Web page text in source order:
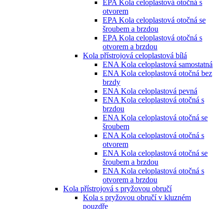
EPA Kola celoplastová otočná s
otvorem
EPA Kola celoplastová otočná se
šroubem a brzdou
EPA Kola celoplastová otočná s
otvorem a brzdou
Kola přístrojová celoplastová bílá
ENA Kola celoplastová samostatná
ENA Kola celoplastová otočná bez
brzdy
ENA Kola celoplastová pevná
ENA Kola celoplastová otočná s
brzdou
ENA Kola celoplastová otočná se
šroubem
ENA Kola celoplastová otočná s
otvorem
ENA Kola celoplastová otočná se
šroubem a brzdou
ENA Kola celoplastová otočná s
otvorem a brzdou
Kola přístrojová s pryžovou obručí
Kola s pryžovou obručí v kluzném
pouzdře